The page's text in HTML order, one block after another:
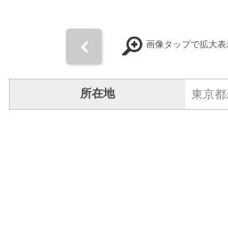
画像タップで拡大表
所在地 東京都